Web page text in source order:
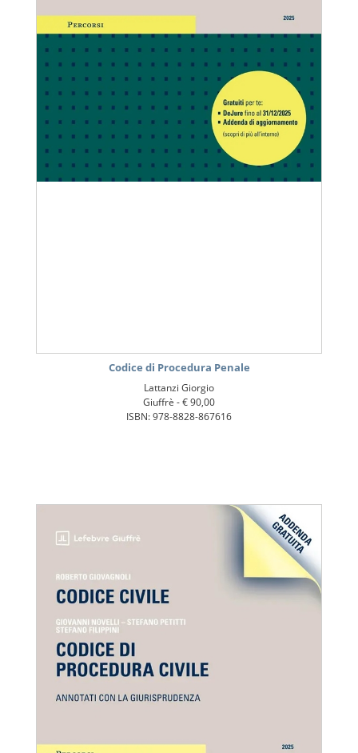
Codice di Procedura Penale
Lattanzi Giorgio
Giuffrè -€ 90,00
ISBN: 978-8828-867616